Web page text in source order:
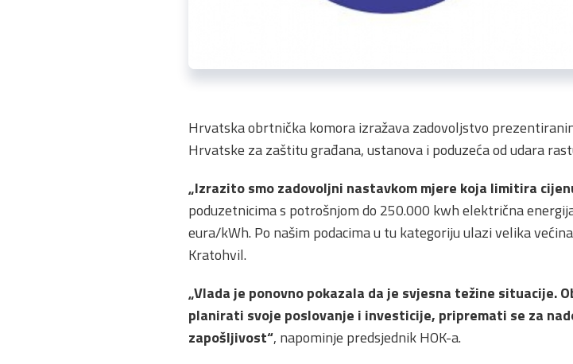
Hrvatska obrtnička komora izražava zadovoljstvo
Hrvatske za zaštitu građana, ustanova i poduzeća od udara
„Izrazito smo zadovoljni nastavkom mjere koja limitira
poduzetnicima s potrošnjom do 250.000 kwh električna
eura/kWh. Po našim podacima u tu kategoriju ulazi velika
Kratohvil.
„Vlada je ponovno pokazala da je svjesna težine situacije.
planirati svoje poslovanje i investicije, pripremati se za
zapošljivost“, napominje predsjednik HOK-a.